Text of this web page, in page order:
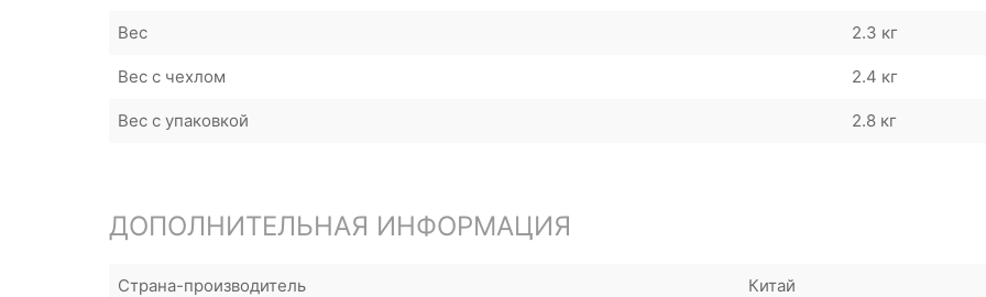
Вес 2.3 кг
Вес с чехлом 2.4 кг
Вес с упаковкой 2.8 кг
ДОПОЛНИТЕЛЬНАЯ ИНФОРМАЦИЯ
Страна-производитель Китай